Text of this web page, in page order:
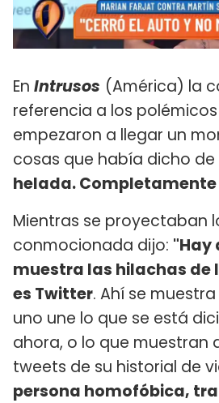
En Intrusos (América) la
referencia a los polémicos
empezaron a llegar un
cosas que había dicho de
helada.
Mientras se proyectaban
conmocionada dijo: "Hay
muestra las hilachas de
es Twitter. Ahí se
uno une lo que se está
ahora, o lo que muestran
tweets de su historial de
persona homofóbica,